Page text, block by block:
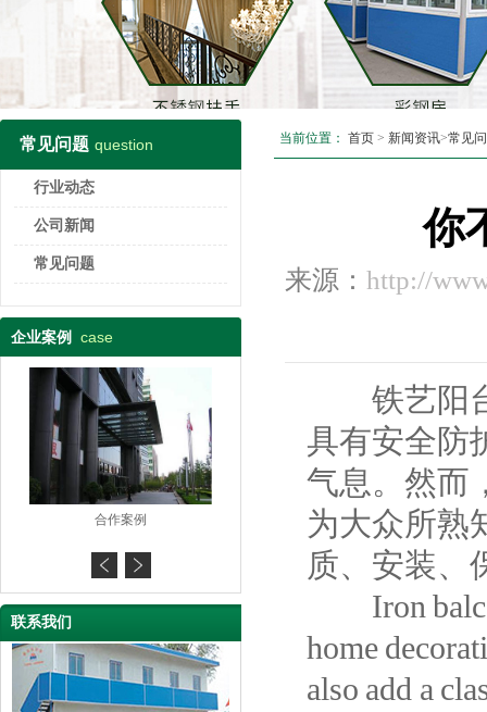
常见问题 question
行业动态
公司新闻
常见问题
企业案例 case
合作案例 合作案例
联系我们
当前位置： 首页 > 新闻资讯>常见
你
来源：http://
铁艺阳台
具有安全防
气息。然而
为大众所熟
质、安装、
Iron
home
also add a